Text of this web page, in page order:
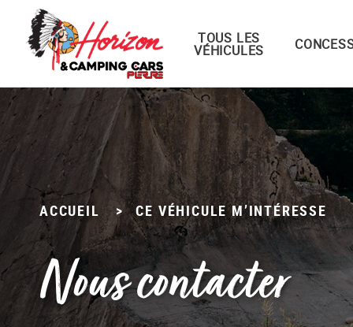
Passer
contenu
Menu principal
TOUS LES
VÉHICULES
ACCUEIL > CE VÉHICULE M’INTÉRESSE
Nous contacter